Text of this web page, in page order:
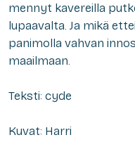
mennyt kavereilla
lupaavalta. Ja mikä
panimolla vahvan
maailmaan.
Teksti: cyde
Kuvat: Harri